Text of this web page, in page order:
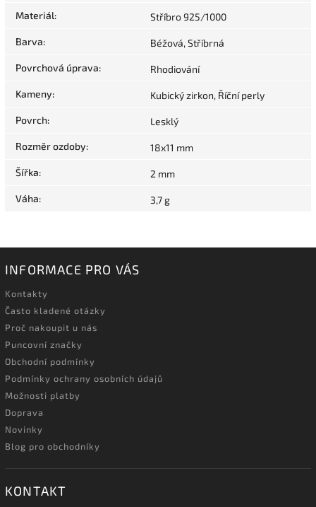
Materiál: Stříbro 925/1000
Barva: Béžová, Stříbrná
Povrchová úprava: Rhodiování
Kameny: Kubický zirkon, Říční perly
Povrch: Lesklý
Rozměr ozdoby: 18x11 mm
Šířka: 2 mm
Váha: 3,7 g
INFORMACE PRO VÁS
Kontakty
Často kladené otázky
Proč nakoupit u nás
Puncovní značky
Obchodní podmínky
Podmínky ochrany osobních údajů
Možnosti platby
Doprava
Novinky
Blog pro obchodníky
KONTAKT